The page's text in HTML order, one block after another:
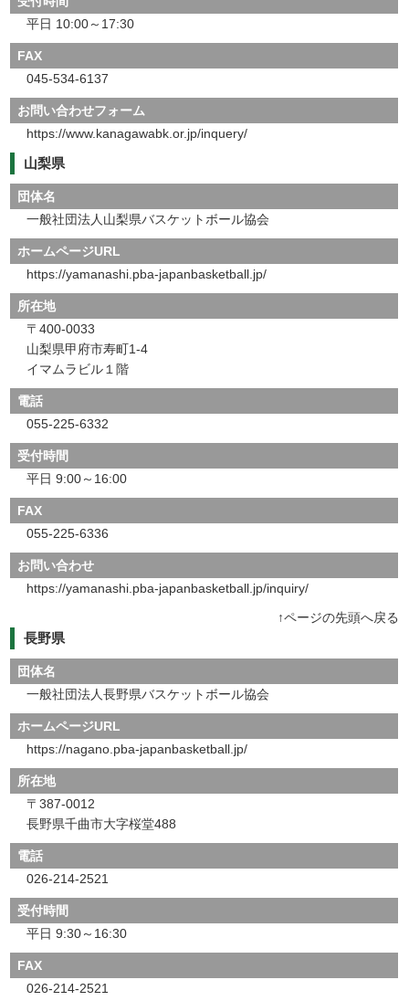
平日 10:00～17:30
FAX
045-534-6137
お問い合わせフォーム
https://www.kanagawabk.or.jp/inquery/
山梨県
団体名
一般社団法人山梨県バスケットボール協会
ホームページURL
https://yamanashi.pba-japanbasketball.jp/
所在地
〒400-0033
山梨県甲府市寿町1-4
イマムラビル１階
電話
055-225-6332
受付時間
平日 9:00～16:00
FAX
055-225-6336
お問い合わせ
https://yamanashi.pba-japanbasketball.jp/inquiry/
↑ページの先頭へ戻る
長野県
団体名
一般社団法人長野県バスケットボール協会
ホームページURL
https://nagano.pba-japanbasketball.jp/
所在地
〒387-0012
長野県千曲市大字桜堂488
電話
026-214-2521
受付時間
平日 9:30～16:30
FAX
026-214-2521